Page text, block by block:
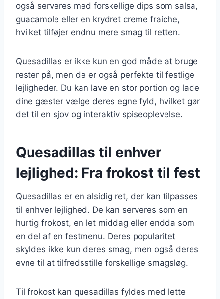
også serveres med forskellige dips som salsa,
guacamole eller en krydret creme fraiche,
hvilket tilføjer endnu mere smag til retten.
Quesadillas er ikke kun en god måde at bruge
rester på, men de er også perfekte til festlige
lejligheder. Du kan lave en stor portion og lade
dine gæster vælge deres egne fyld, hvilket gør
det til en sjov og interaktiv spiseoplevelse.
Quesadillas til enhver
lejlighed: Fra frokost til fest
Quesadillas er en alsidig ret, der kan tilpasses
til enhver lejlighed. De kan serveres som en
hurtig frokost, en let middag eller endda som
en del af en festmenu. Deres popularitet
skyldes ikke kun deres smag, men også deres
evne til at tilfredsstille forskellige smagsløg.
Til frokost kan quesadillas fyldes med lette